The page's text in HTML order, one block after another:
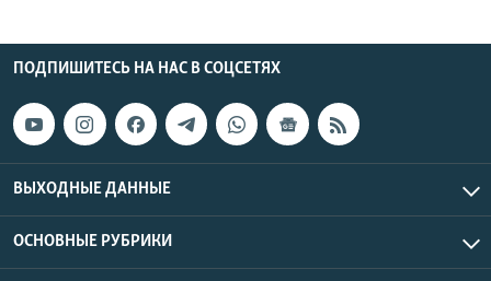
ПОДПИШИТЕСЬ НА НАС В СОЦСЕТЯХ
ВЫХОДНЫЕ ДАННЫЕ
ОСНОВНЫЕ РУБРИКИ